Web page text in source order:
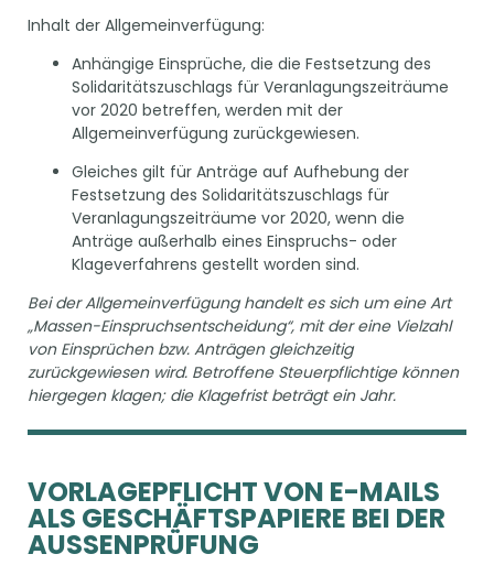
Inhalt der Allgemeinverfügung:
Anhängige Einsprüche, die die Festsetzung des
Solidaritätszuschlags für Veranlagungszeiträume
vor 2020 betreffen, werden mit der
Allgemeinverfügung zurückgewiesen.
Gleiches gilt für Anträge auf Aufhebung der
Festsetzung des Solidaritätszuschlags für
Veranlagungszeiträume vor 2020, wenn die
Anträge außerhalb eines Einspruchs- oder
Klageverfahrens gestellt worden sind.
Bei der Allgemeinverfügung handelt es sich um eine Art
„Massen-Einspruchsentscheidung“, mit der eine Vielzahl
von Einsprüchen bzw. Anträgen gleichzeitig
zurückgewiesen wird. Betroffene Steuerpflichtige können
hiergegen klagen; die Klagefrist beträgt ein Jahr.
VORLAGEPFLICHT VON E-MAILS
ALS GESCHÄFTSPAPIERE BEI DER
AUSSENPRÜFUNG